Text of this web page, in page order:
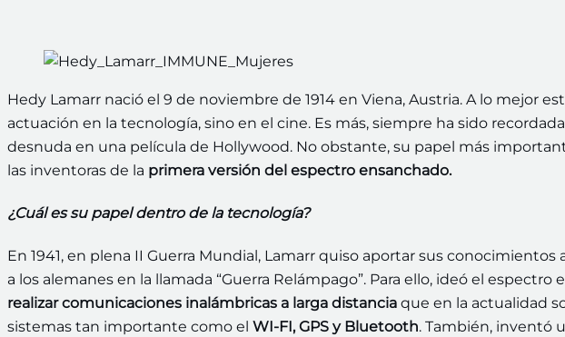
Hedy Lamarr nació el 9 de noviembre de 1914 en Viena, Austria. A lo mejor
actuación en la tecnología, sino en el cine. Es más, siempre ha sido
desnuda en una película de Hollywood. No obstante, su papel más
las inventoras de la primera versión del espectro ensanchado.
¿Cuál es su papel dentro de la tecnología?
En 1941, en plena II Guerra Mundial, Lamarr quiso aportar sus
a los alemanes en la llamada “Guerra Relámpago”. Para ello, ideó el
realizar comunicaciones inalámbricas a larga distancia que en la actualidad
sistemas tan importante como el WI-FI, GPS y Bluetooth. También, inventó